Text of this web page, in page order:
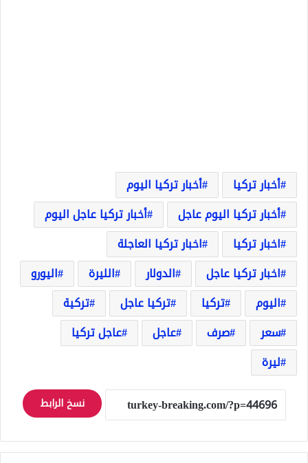
أخبار تركيا
أخبار تركيا اليوم
أخبار تركيا اليوم عاجل
أخبار تركيا عاجل اليوم
اخبار تركيا
اخبار تركيا العاجلة
اخبار تركيا عاجل
الدولار الليرة
اليورو
اليوم
تركيا تركيا عاجل
تركية
سعر
صرف عاجل
عاجل تركيا
ليرة
نسخ الرابط